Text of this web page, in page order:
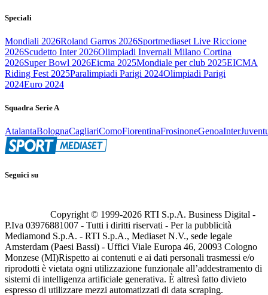
Speciali
Mondiali 2026Roland Garros 2026Sportmediaset Live Riccione
2026Scudetto Inter 2026Olimpiadi Invernali Milano Cortina
2026Super Bowl 2026Eicma 2025Mondiale per club 2025EICMA
Riding Fest 2025Paralimpiadi Parigi 2024Olimpiadi Parigi
2024Euro 2024
Squadra Serie A
AtalantaBolognaCagliariComoFiorentinaFrosinoneGenoaInter
Seguici su
Copyright © 1999-2026 RTI S.p.A. Business Digital -
P.Iva 03976881007 - Tutti i diritti riservati - Per la pubblicità
Mediamond S.p.A. - RTI S.p.A., Mediaset N.V., sede legale
Amsterdam (Paesi Bassi) - Uffici Viale Europa 46, 20093 Cologno
Monzese (MI)Rispetto ai contenuti e ai dati personali trasmessi e/o
riprodotti è vietata ogni utilizzazione funzionale all’addestramento di
sistemi di intelligenza artificiale generativa. È altresì fatto divieto
espresso di utilizzare mezzi automatizzati di data scraping.